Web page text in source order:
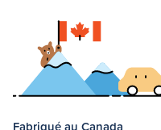
Fabriqué au Canada